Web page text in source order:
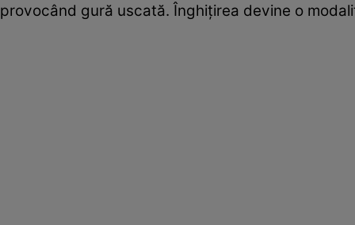
provocând gură uscată. Înghițirea devine o